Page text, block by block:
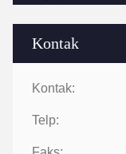
Kontak
Kontak:
Telp: